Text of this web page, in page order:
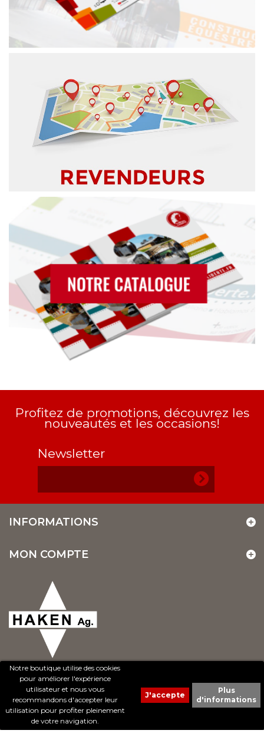
Notre boutique utilise des cookies
pour améliorer l'expérience
utilisateur et nous vous
recommandons d'accepter leur
utilisation pour profiter pleinement
de votre navigation.
Plus
d'informations
Profitez de promotions, découvrez les
nouveautés et les occasions!
Newsletter
INFORMATIONS
MON COMPTE
© 2017 - Cheval Liberté. Tous droits réservés.
Création de sites Internet | ProduWeb